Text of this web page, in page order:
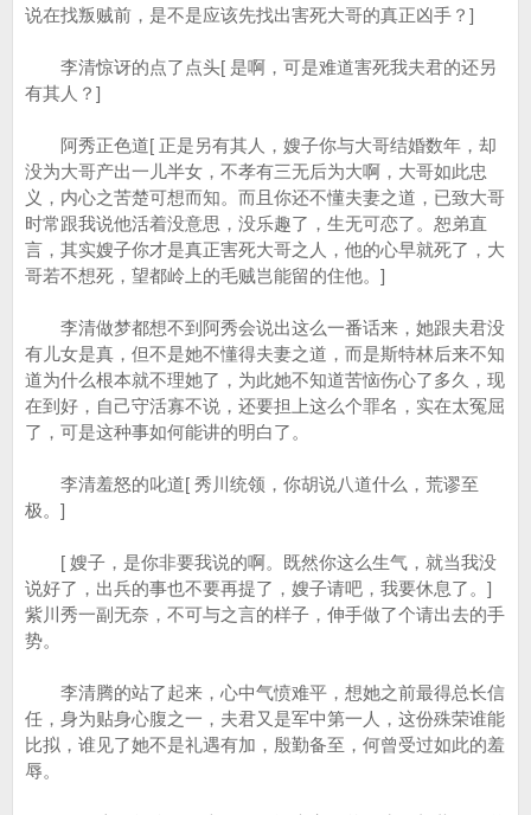
说在找叛贼前，是不是应该先找出害死大哥的真正凶手？]
李清惊讶的点了点头[ 是啊，可是难道害死我夫君的还另
有其人？]
阿秀正色道[ 正是另有其人，嫂子你与大哥结婚数年，却
没为大哥产出一儿半女，不孝有三无后为大啊，大哥如此忠
义，内心之苦楚可想而知。而且你还不懂夫妻之道，已致大哥
时常跟我说他活着没意思，没乐趣了，生无可恋了。恕弟直
言，其实嫂子你才是真正害死大哥之人，他的心早就死了，大
哥若不想死，望都岭上的毛贼岂能留的住他。]
李清做梦都想不到阿秀会说出这么一番话来，她跟夫君没
有儿女是真，但不是她不懂得夫妻之道，而是斯特林后来不知
道为什么根本就不理她了，为此她不知道苦恼伤心了多久，现
在到好，自己守活寡不说，还要担上这么个罪名，实在太冤屈
了，可是这种事如何能讲的明白了。
李清羞怒的叱道[ 秀川统领，你胡说八道什么，荒谬至
极。]
[ 嫂子，是你非要我说的啊。既然你这么生气，就当我没
说好了，出兵的事也不要再提了，嫂子请吧，我要休息了。]
紫川秀一副无奈，不可与之言的样子，伸手做了个请出去的手
势。
李清腾的站了起来，心中气愤难平，想她之前最得总长信
任，身为贴身心腹之一，夫君又是军中第一人，这份殊荣谁能
比拟，谁见了她不是礼遇有加，殷勤备至，何曾受过如此的羞
辱。